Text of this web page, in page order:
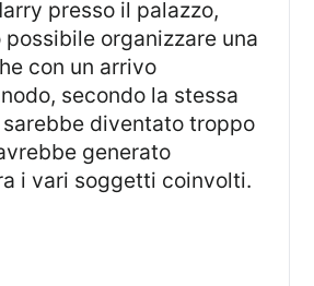
presso il palazzo,
organizzare una
con un arrivo
secondo la stessa
diventato troppo
generato
i vari soggetti coinvolti.